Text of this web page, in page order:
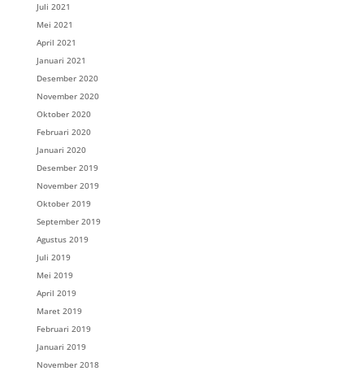
Juli 2021
Mei 2021
April 2021
Januari 2021
Desember 2020
November 2020
Oktober 2020
Februari 2020
Januari 2020
Desember 2019
November 2019
Oktober 2019
September 2019
Agustus 2019
Juli 2019
Mei 2019
April 2019
Maret 2019
Februari 2019
Januari 2019
November 2018